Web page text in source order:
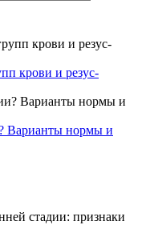
Признаки и симптомы
после овуляции?
цистите
пузыря у мужчин и